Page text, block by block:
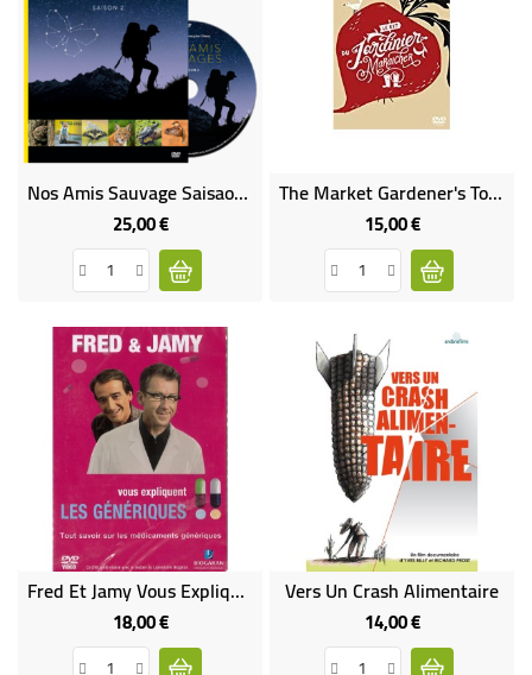
Nos Amis Sauvage Saisaon 2 (neuf)
25,00 €Prix
The Market Gardener's Toolkit - Version Anglaise
15,00 €Prix
Fred Et Jamy Vous Expliquent Les Génériques
18,00 €Prix
Vers Un Crash Alimentaire
14,00 €Prix